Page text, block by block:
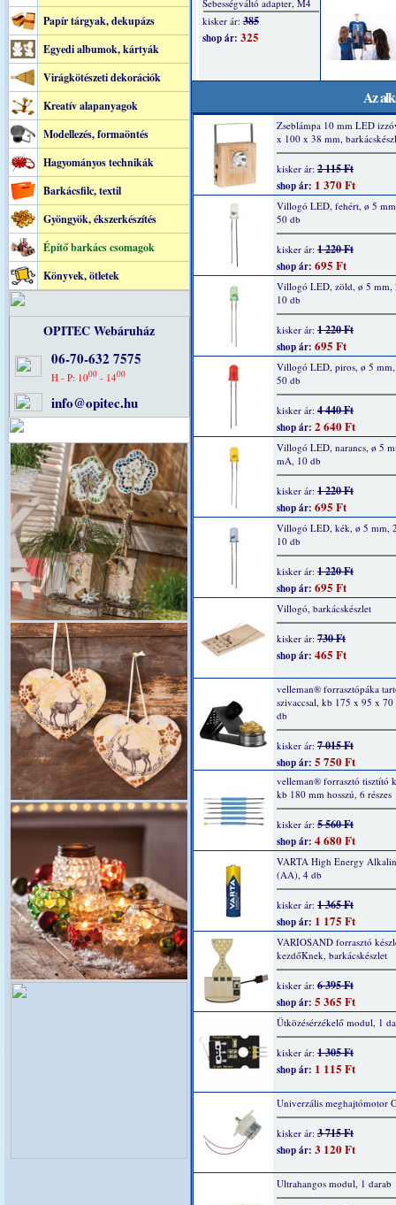
Papír tárgyak, dekupázs
Egyedi albumok, kártyák
Virágkötészeti dekorációk
Kreatív alapanyagok
Modellezés, formaöntés
Hagyományos technikák
Barkácsfilc, textil
Gyöngyök, ékszerkészítés
Építő barkács csomagok
Könyvek, ötletek
OPITEC Webáruház
06-70-632 7575
H - P: 1000- 1400
info@opitec.hu
Az
Zseblámpa 10 mm LED
x 100 x 38 mm,
kisker ár: 2 115 Ft
shop ár: 1 370 Ft
Villogó LED, fehért, ø 5
50 db
kisker ár: 1 220 Ft
shop ár: 695 Ft
Villogó LED, zöld, ø 5 mm,
10 db
kisker ár: 1 220 Ft
shop ár: 695 Ft
Villogó LED, piros, ø 5
50 db
kisker ár: 4 440 Ft
shop ár: 2 640 Ft
Villogó LED, narancs, ø 5
mA, 10 db
kisker ár: 1 220 Ft
shop ár: 695 Ft
Villogó LED, kék, ø 5 mm,
10 db
kisker ár: 1 220 Ft
shop ár: 695 Ft
Villogó, barkácskészlet
kisker ár: 730 Ft
shop ár: 465 Ft
velleman® forrasztópáka
szivaccsal, kb 175 x 95 x
db
kisker ár: 7 015 Ft
shop ár: 5 750 Ft
velleman® forrasztó tisztító
kb 180 mm hosszú, 6 részes
kisker ár: 5 560 Ft
shop ár: 4 680 Ft
VARTA High Energy
(AA), 4 db
kisker ár: 1 365 Ft
shop ár: 1 175 Ft
VARIOSAND forrasztó
kezdőKnek, barkácskészlet
kisker ár: 6 395 Ft
shop ár: 5 365 Ft
Ütközésérzékelő modul, 1
kisker ár: 1 305 Ft
shop ár: 1 115 Ft
Univerzális meghajtómotor
kisker ár: 3 715 Ft
shop ár: 3 120 Ft
Ultrahangos modul, 1 darab